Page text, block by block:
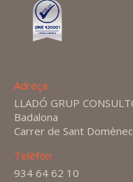
Adreça:
LLADÓ GRUP
Badalona
Carrer de Sant
Telèfon:
934 64 62 10